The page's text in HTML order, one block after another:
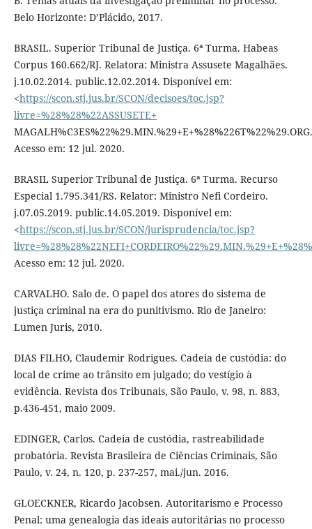
Belo Horizonte: D’Plácido, 2017.
BRASIL. Superior Tribunal de Justiça. 6ª Turma. Habeas
Corpus 160.662/RJ. Relatora: Ministra Assusete Magalhães.
j.10.02.2014. public.12.02.2014. Disponível em:
<https://scon.stj.jus.br/SCON/decisoes/toc.jsp?
livre=%28%28%22ASSUSETE+
Acesso em: 12 jul. 2020.
BRASIL Superior Tribunal de Justiça. 6ª Turma. Recurso
Especial 1.795.341/RS. Relator: Ministro Nefi Cordeiro.
j.07.05.2019. public.14.05.2019. Disponível em:
<https://scon.stj.jus.br/SCON/jurisprudencia/toc.jsp?
Acesso em: 12 jul. 2020.
CARVALHO. Salo de. O papel dos atores do sistema de
justiça criminal na era do punitivismo. Rio de Janeiro:
Lumen Juris, 2010.
DIAS FILHO, Claudemir Rodrigues. Cadeia de custódia: do
local de crime ao trânsito em julgado; do vestígio à
evidência. Revista dos Tribunais, São Paulo, v. 98, n. 883,
p.436-451, maio 2009.
EDINGER, Carlos. Cadeia de custódia, rastreabilidade
probatória. Revista Brasileira de Ciências Criminais, São
Paulo, v. 24, n. 120, p. 237-257, mai./jun. 2016.
GLOECKNER, Ricardo Jacobsen. Autoritarismo e Processo
Penal: uma genealogia das ideais autoritárias no processo